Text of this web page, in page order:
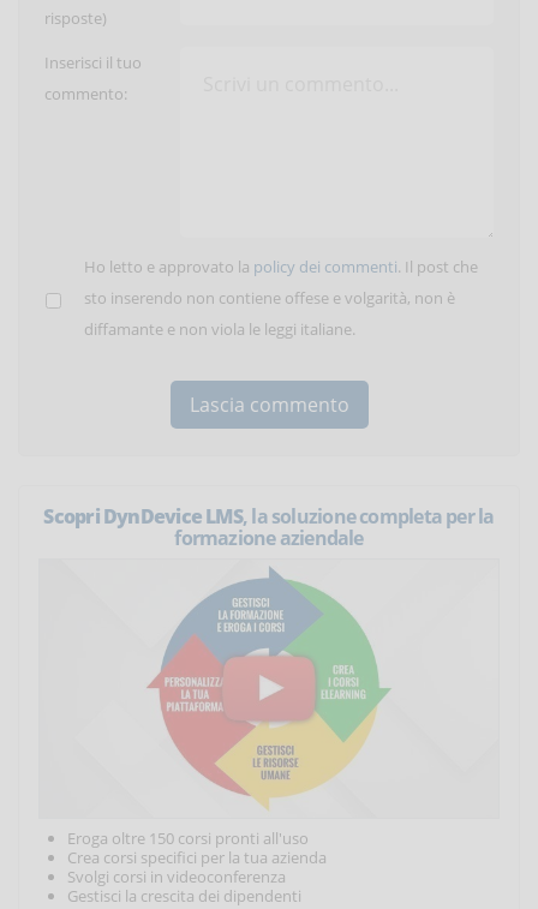
risposte)
Inserisci il tuo
commento:
Ho letto e approvato la policy dei commenti. Il post che
sto inserendo non contiene offese e volgarità, non è
diffamante e non viola le leggi italiane.
Scopri DynDevice LMS, la soluzione completa per la
formazione aziendale
Eroga oltre 150 corsi pronti all'uso
Crea corsi specifici per la tua azienda
Svolgi corsi in videoconferenza
Gestisci la crescita dei dipendenti